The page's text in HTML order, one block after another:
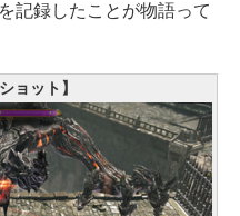
記録したことが物語って
ョット】